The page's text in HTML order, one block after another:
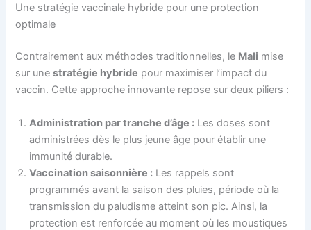
Une stratégie vaccinale hybride pour une protection
optimale
Contrairement aux méthodes traditionnelles, le Mali mise
sur unestratégie hybride pour maximiser l’impact du
vaccin. Cette approche innovante repose sur deux piliers :
Administration par tranche d’âge : Les doses sont
administrées dès le plus jeune âge pour établir une
immunité durable.
Vaccination saisonnière : Les rappels sont
programmés avant la saison des pluies, période où la
transmission du paludisme atteint son pic. Ainsi, la
protection est renforcée au moment où les moustiques